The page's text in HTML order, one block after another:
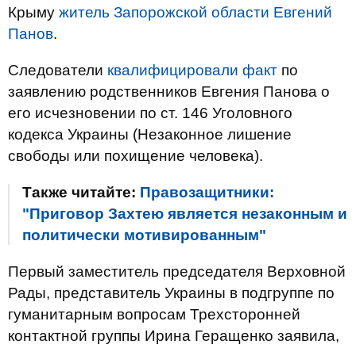
Крыму житель Запорожской области Евгений
Панов.
Следователи квалифицировали факт по
заявлению родственников Евгения Панова о
его исчезновении по ст. 146 Уголовного
кодекса Украины (Незаконное лишение
свободы или похищение человека).
Также читайте: Правозащитники:
"Приговор Захтею является незаконным и
политически мотивированным"
Первый заместитель председателя Верховной
Рады, представитель Украины в подгруппе по
гуманитарным вопросам Трехсторонней
контактной группы Ирина Геращенко заявила,